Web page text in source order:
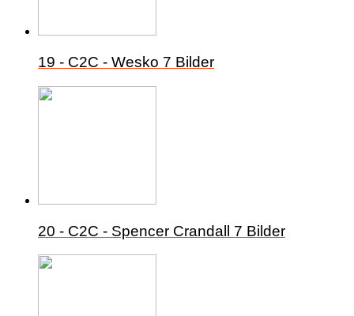
19 - C2C - Wesko 7 Bilder
20 - C2C - Spencer Crandall 7 Bilder